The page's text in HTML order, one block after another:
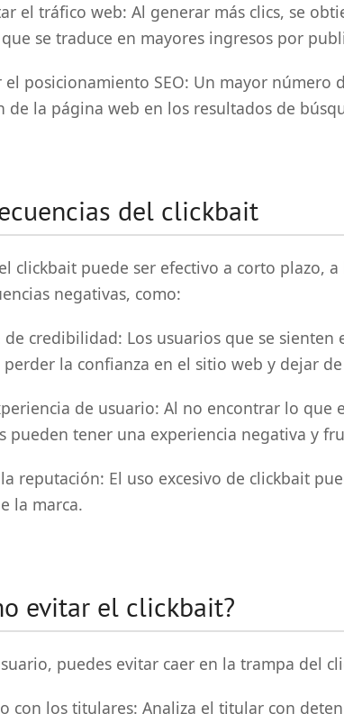
el tráfico web: Al generar más clics, se
se traduce en mayores ingresos por
el posicionamiento SEO: Un mayor número
de la página web en los resultados de
del clickbait
clickbait puede ser efectivo a corto plazo,
negativas, como:
de credibilidad: Los usuarios que se sienten
la confianza en el sitio web y dejar
de usuario: Al no encontrar lo que
pueden tener una experiencia negativa y
reputación: El uso excesivo de clickbait
la marca.
evitar el clickbait?
puedes evitar caer en la trampa del
con los titulares: Analiza el titular con